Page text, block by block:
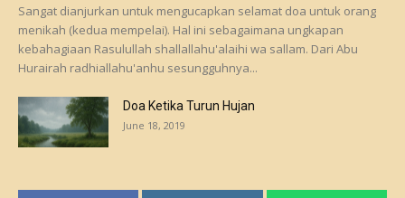
Sangat dianjurkan untuk mengucapkan selamat doa untuk orang
menikah (kedua mempelai). Hal ini sebagaimana ungkapan
kebahagiaan Rasulullah shallallahu'alaihi wa sallam. Dari Abu
Hurairah radhiallahu'anhu sesungguhnya...
Doa Ketika Turun Hujan
June 18, 2019